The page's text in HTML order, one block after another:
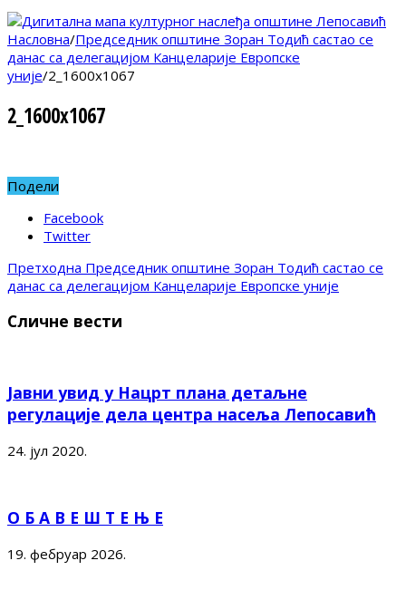
Насловна/Председник општине Зоран Тодић састао се
данас са делегацијом Канцеларије Европске
уније/2_1600x1067
2_1600x1067
Подели
Facebook
Twitter
Претходна Председник општине Зоран Тодић састао се
данас са делегацијом Канцеларије Европске уније
Сличне вести
Јавни увид у Нацрт плана детаљне
регулације дела центра насеља Лепосавић
24. јул 2020.
О Б А В Е Ш Т Е Њ Е
19. фебруар 2026.